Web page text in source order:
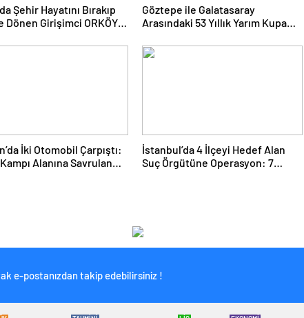
Şehir Hayatını Bırakıp
Dönen Girişimci ORKÖY
Göztepe ile Galatasaray
Arasındaki 53 Yıllık Yarım Kupa
İki Otomobil Çarpıştı:
Kampı Alanına Savrulan
İstanbul’da 4 İlçeyi Hedef Alan
Suç Örgütüne Operasyon: 7
e-postanızdan takip edebilirsiniz !